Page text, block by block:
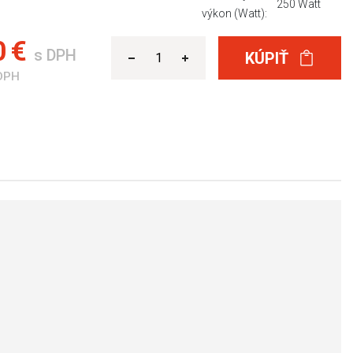
výkon (Watt):
250 Watt
€ s DPH KÚPIŤ